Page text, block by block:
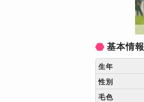
基本情報
生年
性別
毛色